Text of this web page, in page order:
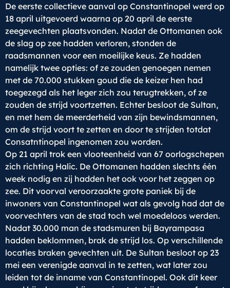
De eerste collectieve aanval op Constantinopel werd op
18 april uitgevoerd waarna op 20 april de eerste
zeegevechten plaatsvonden. Nadat de Ottomanen ook
de slag op zee hadden verloren, stonden de
raadsmannen voor een moeilijke keus. Ze hadden
namelijk twee opties: of ze zouden genoegen nemen
met de 70.000 stukken goud die de keizer hen had
toegezegd als het leger zich zou terugtrekken, of ze
zouden de strijd voortzetten. Echter besloot de Sultan,
en met hem de meerderheid van zijn bewindsmannen,
om de strijd voort te zetten en door te strijden totdat
Consatntinopel ingenomen zou worden.
Op 21 april trok een vlooteenheid van 67 oorlogschepen
zich richting Halic. De Ottomanen hadden slechts één
week nodig en zij hadden het ook voor het zeggen op
zee. Dit voorval veroorzaakte grote paniek bij de
inwoners van Constantinopel wat als gevolg had dat de
voorvechters van de stad toch wel moedeloos werden.
Nadat 30.000 man de stadsmuren bij Bayrampasa
hadden beklommen, brak de strijd los. Op verschillende
locaties braken gevechten uit. De Sultan besloot op 23
mei een verenigde aanval in te zetten, wat later zou
leiden tot de inname van Constantinopel. Ook dit keer